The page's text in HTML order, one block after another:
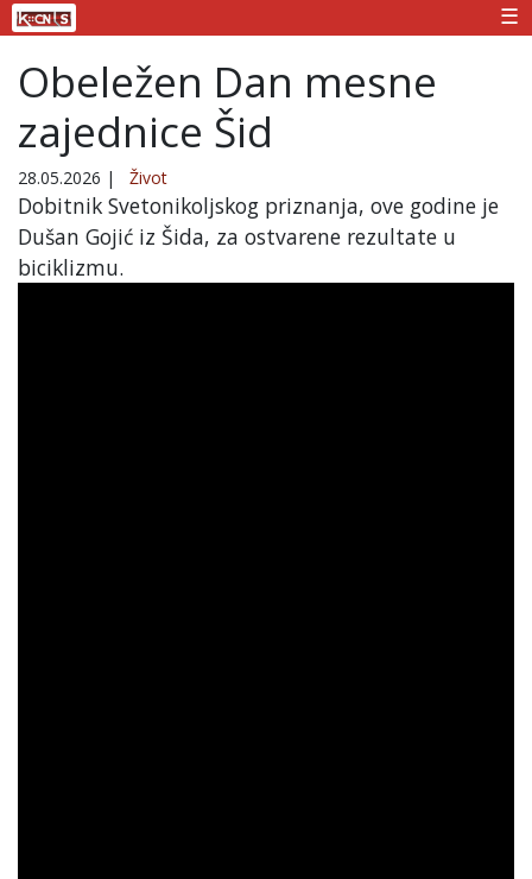
☰
Obeležen Dan mesne
zajednice Šid
28.05.2026 | Život
Dobitnik Svetonikoljskog priznanja, ove godine je
Dušan Gojić iz Šida, za ostvarene rezultate u
biciklizmu.